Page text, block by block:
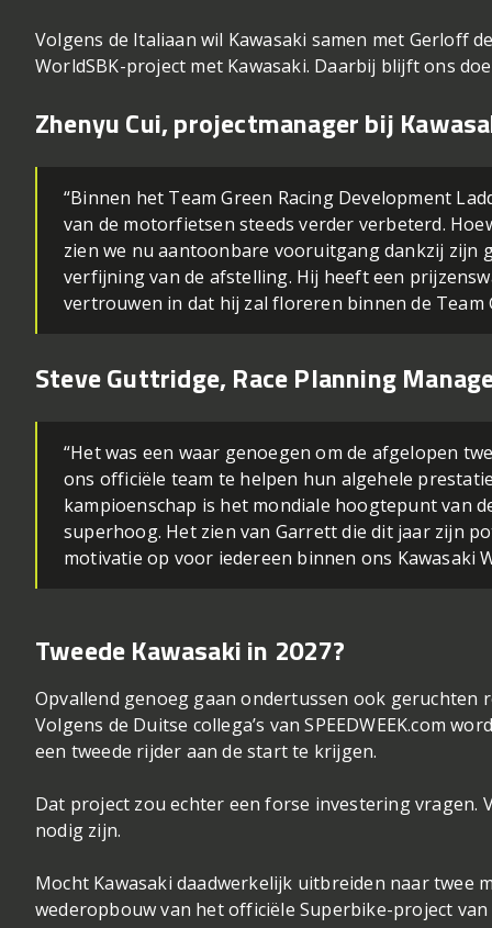
Volgens de Italiaan wil Kawasaki samen met Gerloff
WorldSBK-project met Kawasaki. Daarbij blijft ons
Zhenyu Cui, projectmanager bij
“Binnen het Team Green Racing Development
van de motorfietsen steeds verder verbeterd.
zien we nu aantoonbare vooruitgang dankzij zijn
verfijning van de afstelling. Hij heeft een
vertrouwen in dat hij zal floreren binnen de
Steve Guttridge, Race Planning
“Het was een waar genoegen om de afgelopen
ons officiële team te helpen hun algehele
kampioenschap is het mondiale hoogtepunt van
superhoog. Het zien van Garrett die dit jaar zijn
motivatie op voor iedereen binnen ons Kawasaki
Tweede Kawasaki in 2027?
Opvallend genoeg gaan ondertussen ook geruchten
Volgens de Duitse collega’s van SPEEDWEEK.com
een tweede rijder aan de start te krijgen.
Dat project zou echter een forse investering vragen.
nodig zijn.
Mocht Kawasaki daadwerkelijk uitbreiden naar twee
wederopbouw van het officiële Superbike-project van